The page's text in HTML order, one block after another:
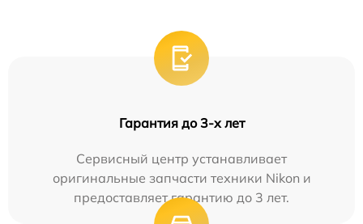
Гарантия до 3-х лет
Сервисный центр устанавливает
оригинальные запчасти техники Nikon и
предоставляет гарантию до 3 лет.